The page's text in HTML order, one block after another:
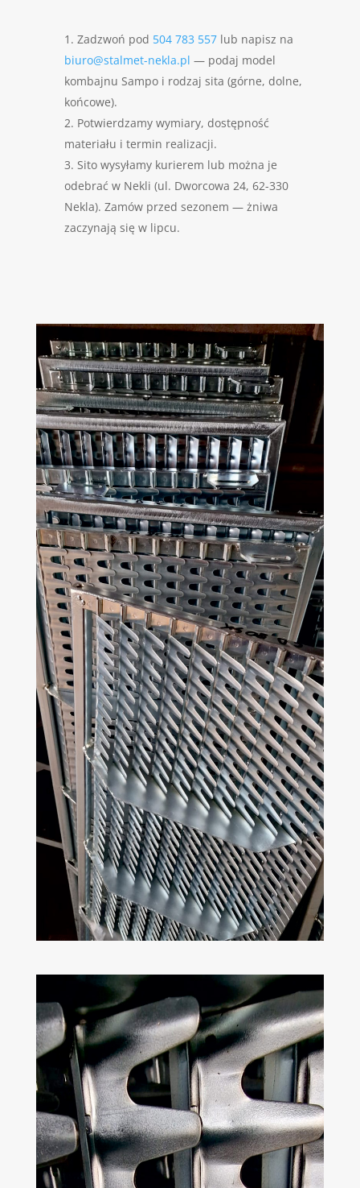
Zadzwoń pod 504 783 557lub napisz na
biuro@stalmet-nekla.pl — podaj model
kombajnu Sampo i rodzaj sita (górne, dolne,
końcowe).
Potwierdzamy wymiary, dostępność
materiału i termin realizacji.
Sito wysyłamy kurierem lub można je
odebrać w Nekli (ul. Dworcowa 24, 62-330
Nekla). Zamów przed sezonem — żniwa
zaczynają się w lipcu.